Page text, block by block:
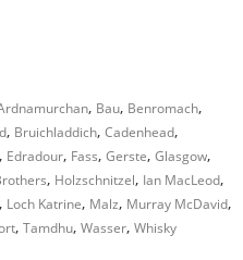
, Bau, Benromach,
, Bruichladdich,Cadenhead,
, Edradour, Fass,Gerste,Glasgow,
, Holzschnitzel, Ian MacLeod,
, Loch Katrine, Malz, Murray McDavid,
,Tamdhu,Wasser,Whisky